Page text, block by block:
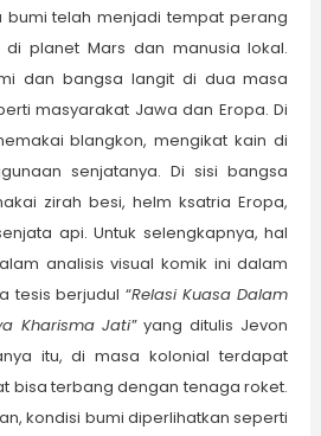
bumi telah menjadi tempat perang
planet Mars dan manusia lokal.
dan bangsa langit di dua masa
masyarakat Jawa dan Eropa. Di
blangkon, mengikat kain di
senjatanya. Di sisi bangsa
zirah besi, helm ksatria Eropa,
api. Untuk selengkapnya, hal
analisis visual komik ini dalam
tesis berjudul “Relasi Kuasa Dalam
Kharisma Jati” yang ditulis Jevon
itu, di masa kolonial terdapat
bisa terbang dengan tenaga roket.
kondisi bumi diperlihatkan seperti